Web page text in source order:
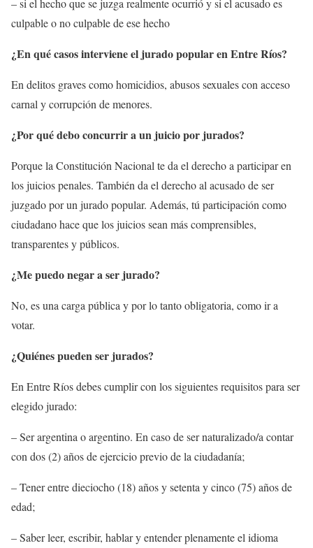
culpable o no culpable de ese hecho
¿En qué casos interviene el jurado popular en Entre Ríos?
En delitos graves como homicidios, abusos sexuales con acceso
carnal y corrupción de menores.
¿Por qué debo concurrir a un juicio por jurados?
Porque la Constitución Nacional te da el derecho a participar en
los juicios penales. También da el derecho al acusado de ser
juzgado por un jurado popular. Además, tú participación como
ciudadano hace que los juicios sean más comprensibles,
transparentes y públicos.
¿Me puedo negar a ser jurado?
No, es una carga pública y por lo tanto obligatoria, como ir a
votar.
¿Quiénes pueden ser jurados?
En Entre Ríos debes cumplir con los siguientes requisitos para ser
elegido jurado:
– Ser argentina o argentino. En caso de ser naturalizado/a contar
con dos (2) años de ejercicio previo de la ciudadanía;
– Tener entre dieciocho (18) años y setenta y cinco (75) años de
edad;
– Saber leer, escribir, hablar y entender plenamente el idioma